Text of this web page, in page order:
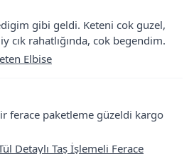
gibi geldi. Keteni cok guzel,
cık rahatlığında, cok begendim.
Elbise
ferace paketleme güzeldi kargo
Detaylı Taş İşlemeli Ferace